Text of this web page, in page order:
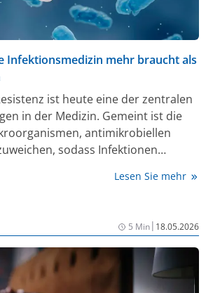
Infektionsmedizin mehr braucht als
ist heute eine der zentralen
in der Medizin. Gemeint ist die
antimikrobiellen
sodass Infektionen
und Mortalität einhergehen [1].
mit Komorbiditäten,
oder wiederholten
rasch zur therapeutischen
werden. Die
(WHO) zählt die
Lesen Sie mehr
5 Min| 18.05.2026